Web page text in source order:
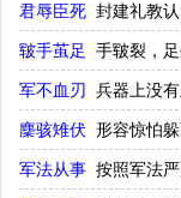
君辱臣死 封建礼教
皲手茧足 手皲裂，
军不血刃 兵器上没
麇骇雉伏 形容惊怕
军法从事 按照军法严